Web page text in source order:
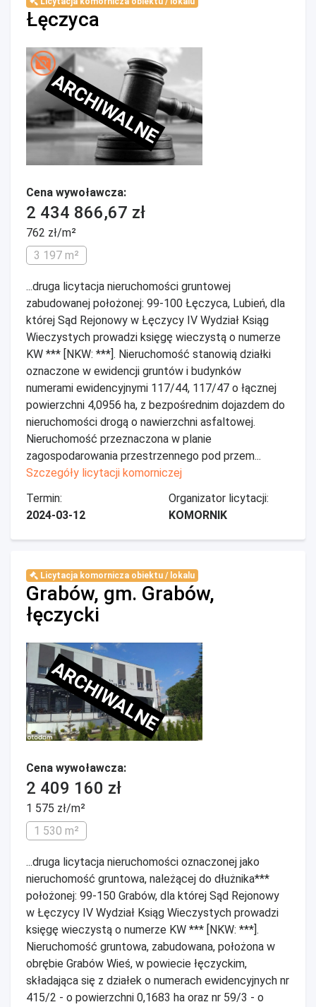
Łęczyca
ARCHIWALNE
Cena wywoławcza:
2 434 866,67 zł
762 zł/m²
3 197 m²
...druga licytacja nieruchomości gruntowej
zabudowanej położonej: 99-100 Łęczyca, Lubień, dla
której Sąd Rejonowy w Łęczycy IV Wydział Ksiąg
Wieczystych prowadzi księgę wieczystą o numerze
KW *** [NKW: ***]. Nieruchomość stanowią działki
oznaczone w ewidencji gruntów i budynków
numerami ewidencyjnymi 117/44, 117/47 o łącznej
powierzchni 4,0956 ha, z bezpośrednim dojazdem do
nieruchomości drogą o nawierzchni asfaltowej.
Nieruchomość przeznaczona w planie
zagospodarowania przestrzennego pod przem...
Szczegóły licytacji komorniczej
Termin:
2024-03-12
Organizator licytacji:
KOMORNIK
Licytacja komornicza obiektu / lokalu
Grabów, gm. Grabów,
łęczycki
ARCHIWALNE
Cena wywoławcza:
2 409 160 zł
1 575 zł/m²
1 530 m²
...druga licytacja nieruchomości oznaczonej jako
nieruchomość gruntowa, należącej do dłużnika***
położonej: 99-150 Grabów, dla której Sąd Rejonowy
w Łęczycy IV Wydział Ksiąg Wieczystych prowadzi
księgę wieczystą o numerze KW *** [NKW: ***].
Nieruchomość gruntowa, zabudowana, położona w
obrębie Grabów Wieś, w powiecie łęczyckim,
składająca się z działek o numerach ewidencyjnych nr
415/2 - o powierzchni 0,1683 ha oraz nr 59/3 - o